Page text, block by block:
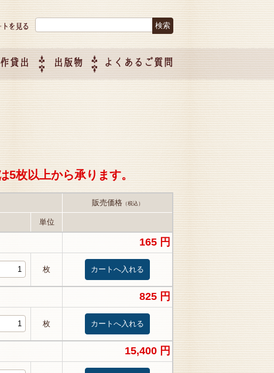
貸出 出版物 よくあるご質問
5枚以上から承ります。
販売価格（税込）
単位
165 円
枚
825 円
枚
15,400 円